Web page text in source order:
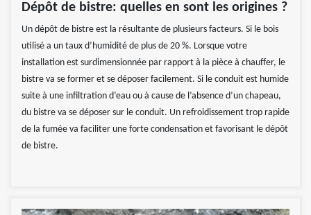
Dépôt de bistre: quelles en sont les origines ?
Un dépôt de bistre est la résultante de plusieurs facteurs. Si le bois
utilisé a un taux d’humidité de plus de 20 %. Lorsque votre
installation est surdimensionnée par rapport à la pièce à chauffer, le
bistre va se former et se déposer facilement. Si le conduit est humide
suite à une infiltration d’eau ou à cause de l’absence d’un chapeau,
du bistre va se déposer sur le conduit. Un refroidissement trop rapide
de la fumée va faciliter une forte condensation et favorisant le dépôt
de bistre.